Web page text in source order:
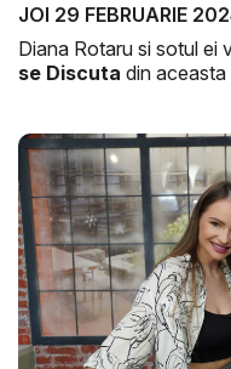
JOI 29 FEBRUARIE
Diana Rotaru si sotul ei
se Discuta din aceasta